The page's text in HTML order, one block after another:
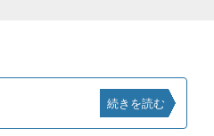
続きを読む